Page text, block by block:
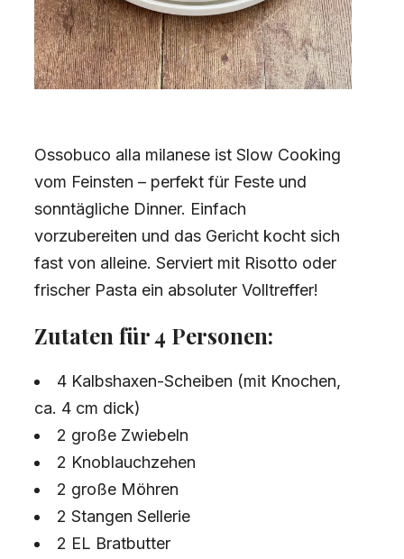
Ossobuco alla milanese ist Slow Cooking
vom Feinsten – perfekt für Feste und
sonntägliche Dinner. Einfach
vorzubereiten und das Gericht kocht sich
fast von alleine. Serviert mit Risotto oder
frischer Pasta ein absoluter Volltreffer!
Zutaten für 4 Personen:
4 Kalbshaxen-Scheiben (mit Knochen,
ca. 4 cm dick)
2 große Zwiebeln
2 Knoblauchzehen
2 große Möhren
2 Stangen Sellerie
2 EL Bratbutter